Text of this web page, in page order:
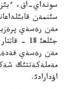
سونداي-اق،
سئنمةن
جئلعئ
مةن رةسةي
مةملةكةتتئك
اؤدارادئ.